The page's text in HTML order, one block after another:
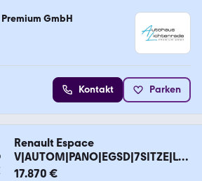
GmbH
Kontakt Parken
Renault Espace
V|AUTOM|PANO|EGSD|7SITZE|LE
DER|NAVI|LED|R
17.870 €